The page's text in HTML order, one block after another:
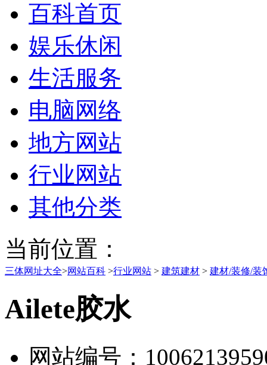
百科首页
娱乐休闲
生活服务
电脑网络
地方网站
行业网站
其他分类
当前位置：
三体网址大全>网站百科 >行业网站 > 建筑建材 > 建材/装修/装
Ailete胶水
网站编号：